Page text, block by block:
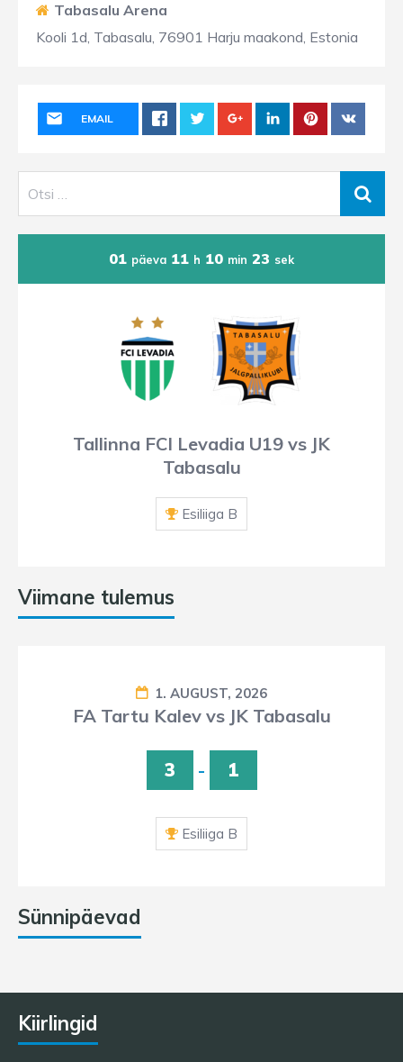
Tabasalu Arena
Kooli 1d, Tabasalu, 76901 Harju maakond, Estonia
EMAIL
01 päeva 11 h 10 min 23 sek
Tallinna FCI Levadia U19 vs JK
Tabasalu
Esiliiga B
Viimane tulemus
1. AUGUST, 2026
FA Tartu Kalev vs JK Tabasalu
3 - 1
Esiliiga B
Sünnipäevad
Kiirlingid